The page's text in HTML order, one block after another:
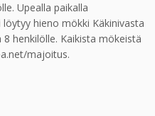
Upealla paikalla
hieno mökki Käkinivasta
henkilölle. Kaikista mökeistä
majoitus.